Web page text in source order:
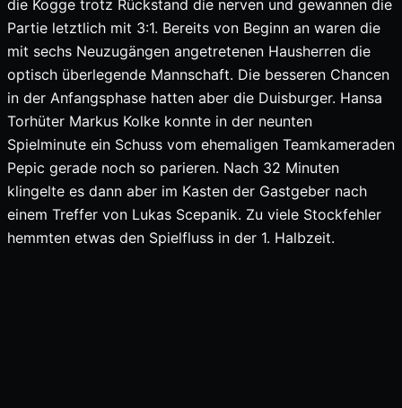
die Kogge trotz Rückstand die nerven und gewannen die
Partie letztlich mit 3:1. Bereits von Beginn an waren die
mit sechs Neuzugängen angetretenen Hausherren die
optisch überlegende Mannschaft. Die besseren Chancen
in der Anfangsphase hatten aber die Duisburger. Hansa
Torhüter Markus Kolke konnte in der neunten
Spielminute ein Schuss vom ehemaligen Teamkameraden
Pepic gerade noch so parieren. Nach 32 Minuten
klingelte es dann aber im Kasten der Gastgeber nach
einem Treffer von Lukas Scepanik. Zu viele Stockfehler
hemmten etwas den Spielfluss in der 1. Halbzeit.